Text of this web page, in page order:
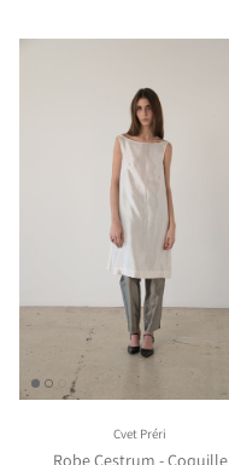
Cvet Préri
Robe Cestrum - Coquille